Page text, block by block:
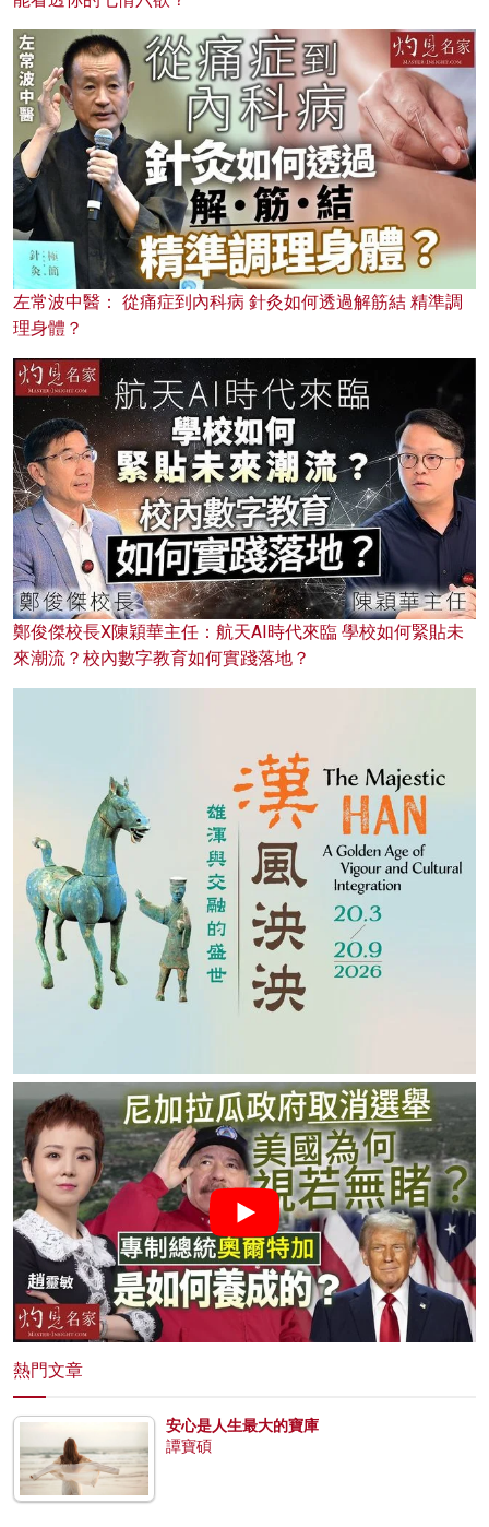
左常波中醫： 從痛症到內科病 針灸如何透過解筋結 精準調
理身體？
鄭俊傑校長X陳穎華主任：航天AI時代來臨 學校如何緊貼未
來潮流？校內數字教育如何實踐落地？
熱門文章
安心是人生最大的寶庫
譚寶碩